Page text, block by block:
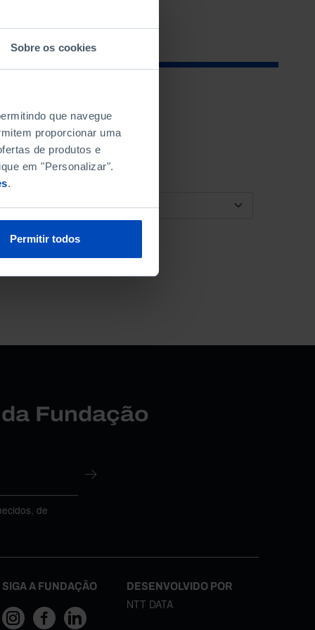
Sobre os cookies
que navegue
proporcionar uma
de produtos e
em "Personalizar".
.
Permitir todos
ORDENAR POR
Fundação
de
SIGA A FUNDAÇÃO DESENVOLVIDO POR
NTT DATA